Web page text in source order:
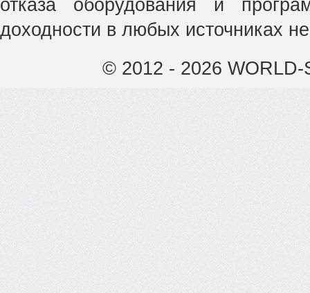
отказа оборудования и
доходности в любых источниках
© 2012 - 2026